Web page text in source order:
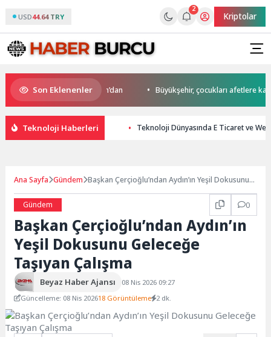
USD44.64 TRY
2
Kriptolar
Son Eklenenler
start Başkan Büyükakın’dan Büyükşehir, çocukları afetlere karşı
Teknoloji Haberleri Teknoloji Dünyasında E Ticaret ve
Ana Sayfa Gündem Başkan Çerçioğlu’ndan Aydın’ın Yeşil Dokusunu
Gündem
0
Başkan Çerçioğlu’ndan Aydın’ın
Yeşil Dokusunu Geleceğe
Taşıyan Çalışma
Beyaz Haber Ajansı
08 Nis 2026 09:27
Güncelleme: 08 Nis 202618 Görüntüleme 2 dk.